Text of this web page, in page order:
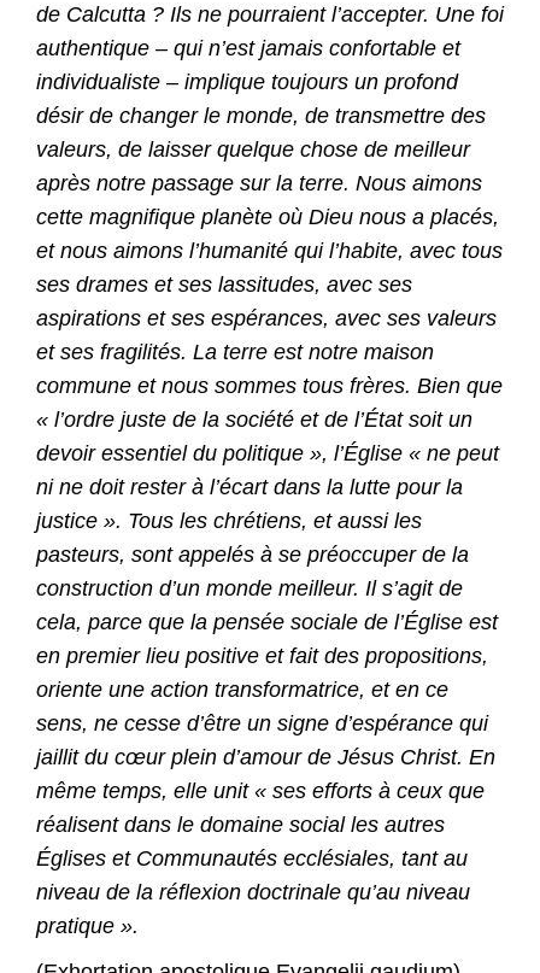
de Calcutta ? Ils ne pourraient l’accepter. Une foi
authentique – qui n’est jamais confortable et
individualiste – implique toujours un profond
désir de changer le monde, de transmettre des
valeurs, de laisser quelque chose de meilleur
après notre passage sur la terre. Nous aimons
cette magnifique planète où Dieu nous a placés,
et nous aimons l’humanité qui l’habite, avec tous
ses drames et ses lassitudes, avec ses
aspirations et ses espérances, avec ses valeurs
et ses fragilités. La terre est notre maison
commune et nous sommes tous frères. Bien que
« l’ordre juste de la société et de l’État soit un
devoir essentiel du politique », l’Église « ne peut
ni ne doit rester à l’écart dans la lutte pour la
justice ». Tous les chrétiens, et aussi les
pasteurs, sont appelés à se préoccuper de la
construction d’un monde meilleur. Il s’agit de
cela, parce que la pensée sociale de l’Église est
en premier lieu positive et fait des propositions,
oriente une action transformatrice, et en ce
sens, ne cesse d’être un signe d’espérance qui
jaillit du cœur plein d’amour de Jésus Christ. En
même temps, elle unit « ses efforts à ceux que
réalisent dans le domaine social les autres
Églises et Communautés ecclésiales, tant au
niveau de la réflexion doctrinale qu’au niveau
pratique ».